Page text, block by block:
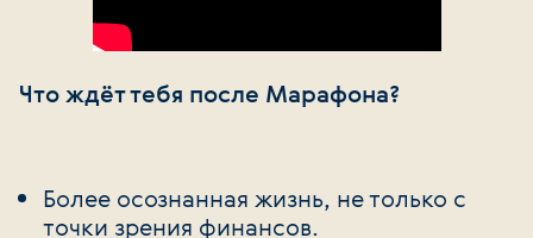
Что ждёт тебя после Марафона?
Более осознанная жизнь, не только с
точки зрения финансов.